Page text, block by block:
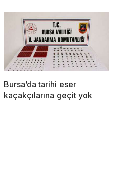
Bursa’da tarihi eser
kaçakçılarına geçit yok